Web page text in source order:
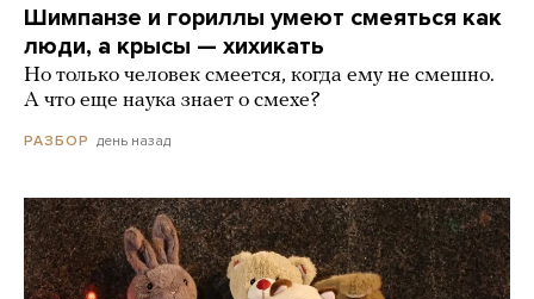
Шимпанзе и гориллы умеют смеяться как
люди, а крысы — хихикать
Но только человек смеется, когда ему не смешно.
А что еще наука знает о смехе?
РАЗБОР день назад